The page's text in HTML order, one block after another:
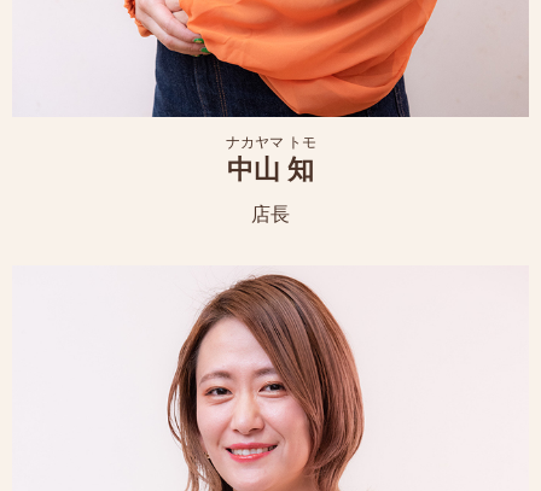
ナカヤマ トモ
中山 知
店長